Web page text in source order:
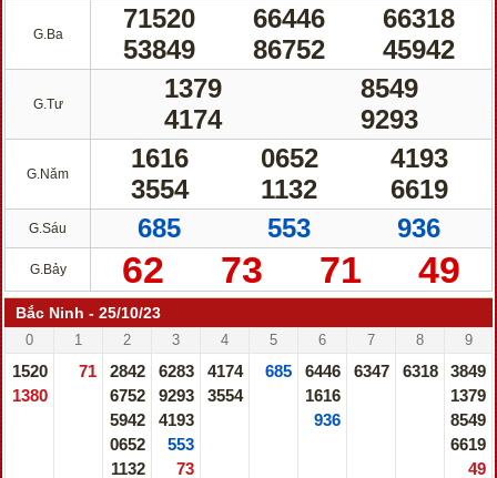
G.Ba
71520 66446
66318
53849
86752 45942
G.Tư
1379
8549
4174
9293
G.Năm
1616 0652
4193
3554
1132 6619
G.Sáu 685 553 936
G.Bảy 62 73 71 49
Bắc Ninh - 25/10/23
0 1 2 3 4 5 6 7 8 9
1520
1380
71
2842
6752
5942
0652
1132
6283
9293
4193
553
73
4174
3554
685
6446
1616
936
6347 6318
3849
1379
8549
6619
49